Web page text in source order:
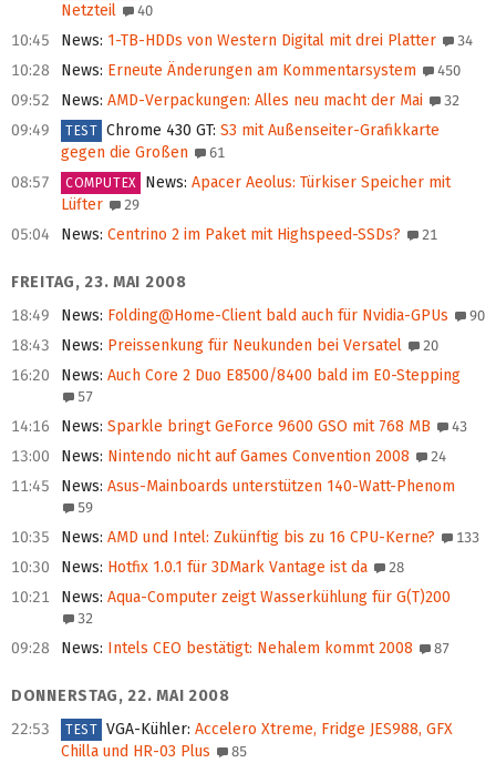
Netzteil
40
10:45 News: 1-TB-HDDs von Western Digital mit drei Platter 34
10:28 News: Erneute Änderungen am Kommentarsystem 450
09:52 News: AMD-Verpackungen: Alles neu macht der Mai 32
09:49 TEST Chrome 430 GT: S3 mit Außenseiter-Grafikkarte
gegen die Großen
61
08:57 COMPUTEX News: Apacer Aeolus: Türkiser Speicher mit
Lüfter
29
05:04 News: Centrino 2 im Paket mit Highspeed-SSDs? 21
FREITAG, 23. MAI 2008
18:49
News: Folding@Home-Client bald auch für Nvidia-GPUs 90
18:43 News: Preissenkung für Neukunden bei Versatel 20
16:20 News: Auch Core 2 Duo E8500/8400 bald im E0-Stepping
57
14:16 News: Sparkle bringt GeForce 9600 GSO mit 768 MB 43
13:00 News: Nintendo nicht auf Games Convention 2008 24
11:45 News: Asus-Mainboards unterstützen 140-Watt-Phenom
59
10:35 News: AMD und Intel: Zukünftig bis zu 16 CPU-Kerne? 133
10:30 News: Hotfix 1.0.1 für 3DMark Vantage ist da 28
10:21 News: Aqua-Computer zeigt Wasserkühlung für G(T)200
32
09:28 News: Intels CEO bestätigt: Nehalem kommt 2008 87
DONNERSTAG, 22. MAI 2008
22:53
TEST VGA-Kühler: Accelero Xtreme, Fridge JES988, GFX
Chilla und HR-03 Plus
85